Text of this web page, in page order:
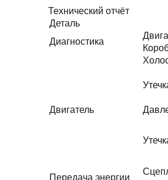
Технический отчёт
Деталь
Диагностика
Двигатель
Передача энергии